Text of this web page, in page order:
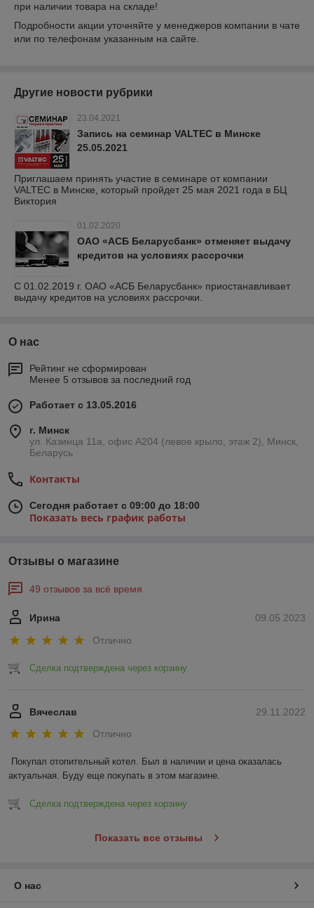
при наличии товара на складе!
Подробности акции уточняйте у менеджеров компании в чате
или по телефонам указанным на сайте.
Другие новости рубрики
23.04.2021
Запись на семинар VALTEC в Минске
25.05.2021
Приглашаем принять участие в семинаре от компании
VALTEC в Минске, который пройдет 25 мая 2021 года в БЦ
Виктория
01.02.2020
ОАО «АСБ Беларусбанк» отменяет выдачу
кредитов на условиях рассрочки
C 01.02.2019 г. ОАО «АСБ Беларусбанк» приостанавливает
выдачу кредитов на условиях рассрочки.
О нас
Рейтинг не сформирован
Менее 5 отзывов за последний год
Работает с 13.05.2016
г. Минск
ул. Казинца 11а, офис А204 (левое крыло, этаж 2), Минск,
Беларусь
Контакты
Сегодня работает с 09:00 до 18:00
Показать весь график работы
Отзывы о магазине
49 отзывов за всё время
09.05.2023
Ирина
Отлично
Сделка подтверждена через корзину
29.11.2022
Вячеслав
Отлично
Покупал отопительный котел. Был в наличии и цена оказалась
актуальная. Буду еще покупать в этом магазине.
Сделка подтверждена через корзину
Показать все отзывы
О нас